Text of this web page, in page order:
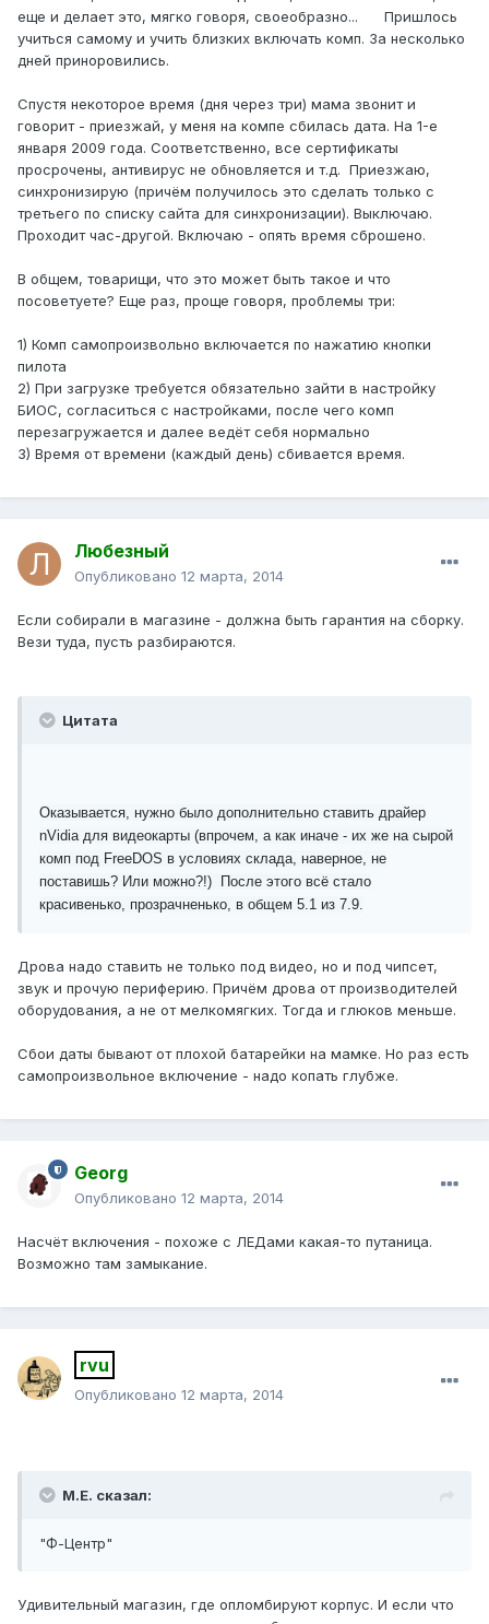
еще и делает это, мягко говоря, своеобразно... Пришлось
учиться самому и учить близких включать комп. За несколько
дней приноровились.
Спустя некоторое время (дня через три) мама звонит и
говорит - приезжай, у меня на компе сбилась дата. На 1-е
января 2009 года. Соответственно, все сертификаты
просрочены, антивирус не обновляется и т.д. Приезжаю,
синхронизирую (причём получилось это сделать только с
третьего по списку сайта для синхронизации). Выключаю.
Проходит час-другой. Включаю - опять время сброшено.
В общем, товарищи, что это может быть такое и что
посоветуете? Еще раз, проще говоря, проблемы три:
1) Комп самопроизвольно включается по нажатию кнопки
пилота
2) При загрузке требуется обязательно зайти в настройку
БИОС, согласиться с настройками, после чего комп
перезагружается и далее ведёт себя нормально
3) Время от времени (каждый день) сбивается время.
Любезный
Опубликовано 12 марта, 2014
Если собирали в магазине - должна быть гарантия на сборку.
Вези туда, пусть разбираются.
Цитата
Оказывается, нужно было дополнительно ставить драйер
nVidia для видеокарты (впрочем, а как иначе - их же на сырой
комп под FreeDOS в условиях склада, наверное, не
поставишь? Или можно?!) После этого всё стало
красивенько, прозрачненько, в общем 5.1 из 7.9.
Дрова надо ставить не только под видео, но и под чипсет,
звук и прочую периферию. Причём дрова от производителей
оборудования, а не от мелкомягких. Тогда и глюков меньше.
Сбои даты бывают от плохой батарейки на мамке. Но раз есть
самопроизвольное включение - надо копать глубже.
Georg
Опубликовано 12 марта, 2014
Насчёт включения - похоже с ЛЕДами какая-то путаница.
Возможно там замыкание.
rvu
Опубликовано 12 марта, 2014
М.Е. сказал:
"Ф-Центр"
Удивительный магазин, где опломбируют корпус. И если что